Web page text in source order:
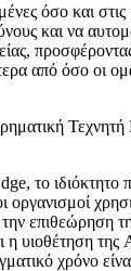
όσο και
και να
από όσο
το
επιθεώρηση
υιοθέτηση
χρόνο